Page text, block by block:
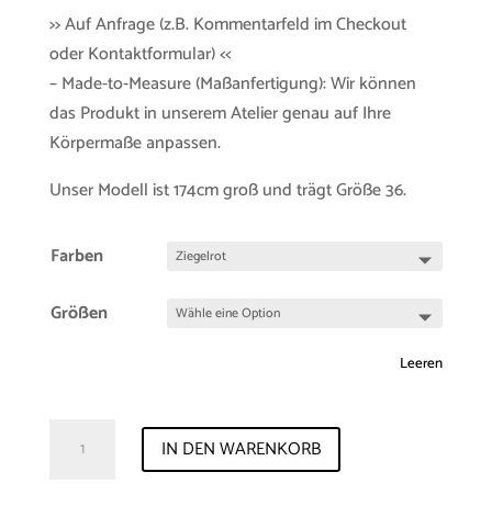
>> Auf Anfrage (z.B. Kommentarfeld im Checkout
oder Kontaktformular) <<
– Made-to-Measure (Maßanfertigung): Wir können
das Produkt in unserem Atelier genau auf Ihre
Körpermaße anpassen.
Unser Modell ist 174cm groß und trägt Größe 36.
Farben
Größen
Leeren
"Amy"
IN DEN WARENKORB